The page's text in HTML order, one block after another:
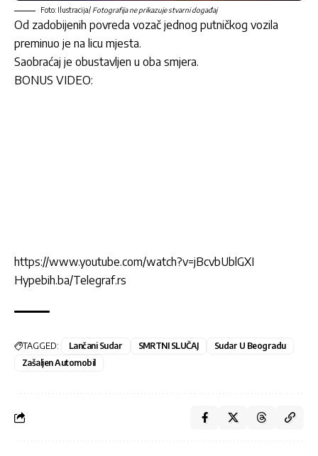
Foto: Ilustracija/ Fotografija ne prikazuje stvarni događaj
Od zadobijenih povreda vozač jednog putničkog vozila
preminuo je na licu mjesta.
Saobraćaj je obustavljen u oba smjera.
BONUS VIDEO:
https://www.youtube.com/watch?v=jBcvbUblGXI
Hypebih.ba/Telegraf.rs
TAGGED: Lančani Sudar SMRTNI SLUČAJ
Sudar U Beogradu
Zašaljen Automobil